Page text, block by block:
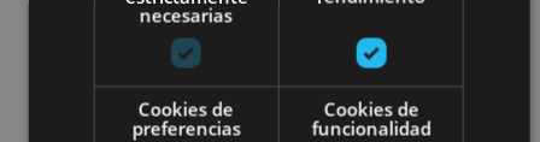
Localidades Castillos y fortalezas
Arquitectura religiosa
necesarias
Cookies de
preferencias
Cookies de
funcionalidad